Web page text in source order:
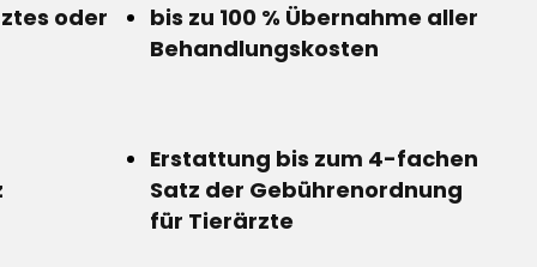
oder
bis zu 100 % Übernahme aller
Behandlungskosten
Erstattung bis zum 4-fachen
Satz der Gebührenordnung
für Tierärzte